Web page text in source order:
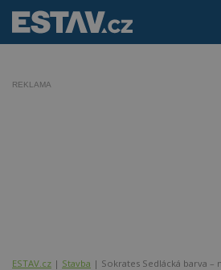
REKLAMA
ESTAV.cz Stavba Sokrates Sedlácká barva